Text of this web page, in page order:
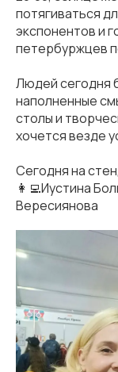
потягиваться
экспонентов и
петербуржцев
Людей сегодня
наполненные
столы и
хочется везде
Сегодня на
👩‍💻Иустина
Вересиянова